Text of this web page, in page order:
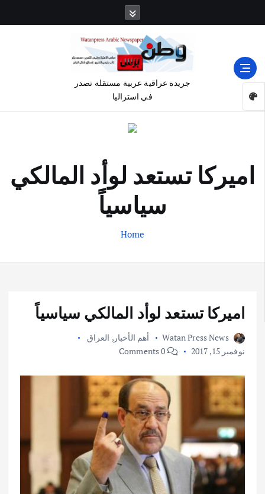
جريدة عراقية عربية مستقلة تصدر
في استراليا
اميركا تستعد لوأد المالكي
سياسياً
Home
اميركا تستعد لوأد المالكي سياسياً
Watan Press News أهم الأخبار, العراق
نوفمبر 15, 2017